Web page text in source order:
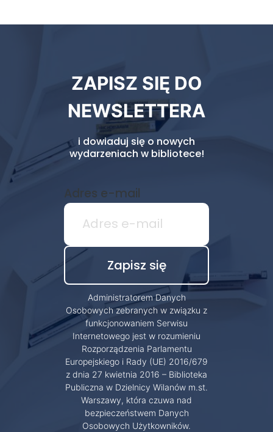
biblioteki
ZAPISZ SIĘ DO
NEWSLETTERA
i dowiaduj się o nowych
wydarzeniach w bibliotece!
Adres e-mail
Administratorem Danych
Osobowych zebranych w związku z
funkcjonowaniem Serwisu
Internetowego jest w rozumieniu
Rozporządzenia Parlamentu
Europejskiego i Rady (UE) 2016/679
z dnia 27 kwietnia 2016 – Biblioteka
Publiczna w Dzielnicy Wilanów m.st.
Warszawy, która czuwa nad
bezpieczeństwem Danych
Osobowych Użytkowników.